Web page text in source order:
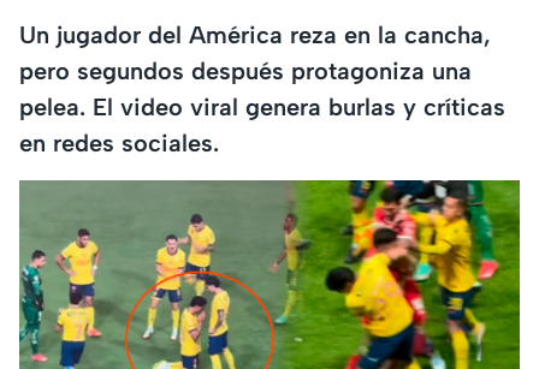
Un jugador del América reza en la cancha,
pero segundos después protagoniza una
pelea. El video viral genera burlas y críticas
en redes sociales.